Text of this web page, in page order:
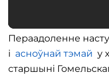
Пераадоленне
і асноўнай тэмай у
старшыні